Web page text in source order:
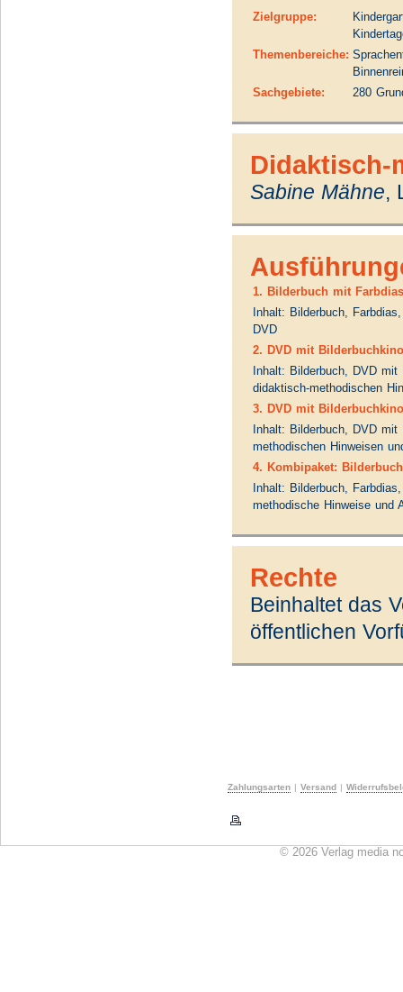
Zielgruppe:
Themenbereiche:
Sachgebiete:
280
Didaktisch-
Sabine Mähne,
1. Bilderbuch mit
Inhalt: Bilderbuch,
DVD
2. DVD mit
Inhalt: Bilderbuch, DVD
didaktisch-methodischen
3. DVD mit
Inhalt: Bilderbuch, DVD
methodischen Hinweisen
4. Kombipaket:
Inhalt: Bilderbuch,
methodische Hinweise und
Rechte
Beinhaltet das
öffentlichen
Zahlungsarten | Versand |
© 2026 Verlag media